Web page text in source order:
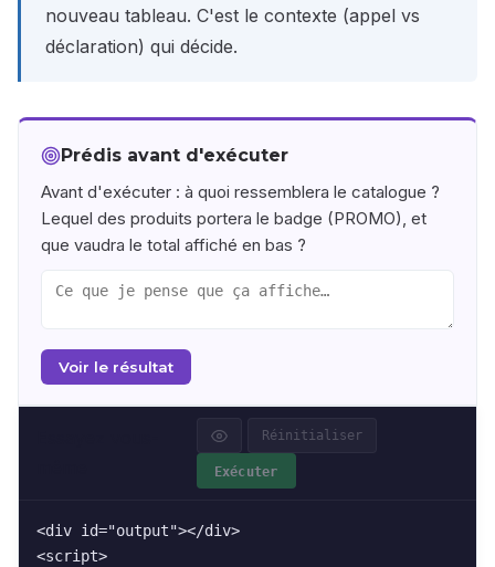
nouveau tableau. C'est le contexte (appel vs
déclaration) qui décide.
Prédis avant d'exécuter
Avant d'exécuter : à quoi ressemblera le catalogue ?
Lequel des produits portera le badge (PROMO), et
que vaudra le total affiché en bas ?
Voir le résultat
Réinitialiser
Exécuter